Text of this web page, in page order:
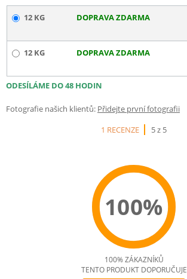
12 KG DOPRAVA ZDARMA
12 KG DOPRAVA ZDARMA
ODESÍLÁME DO 48 HODIN
Fotografie našich klientů: Přidejte první fotografii
1 RECENZE
5 z 5
100%
100% ZÁKAZNÍKŮ
TENTO PRODUKT DOPORUČUJE